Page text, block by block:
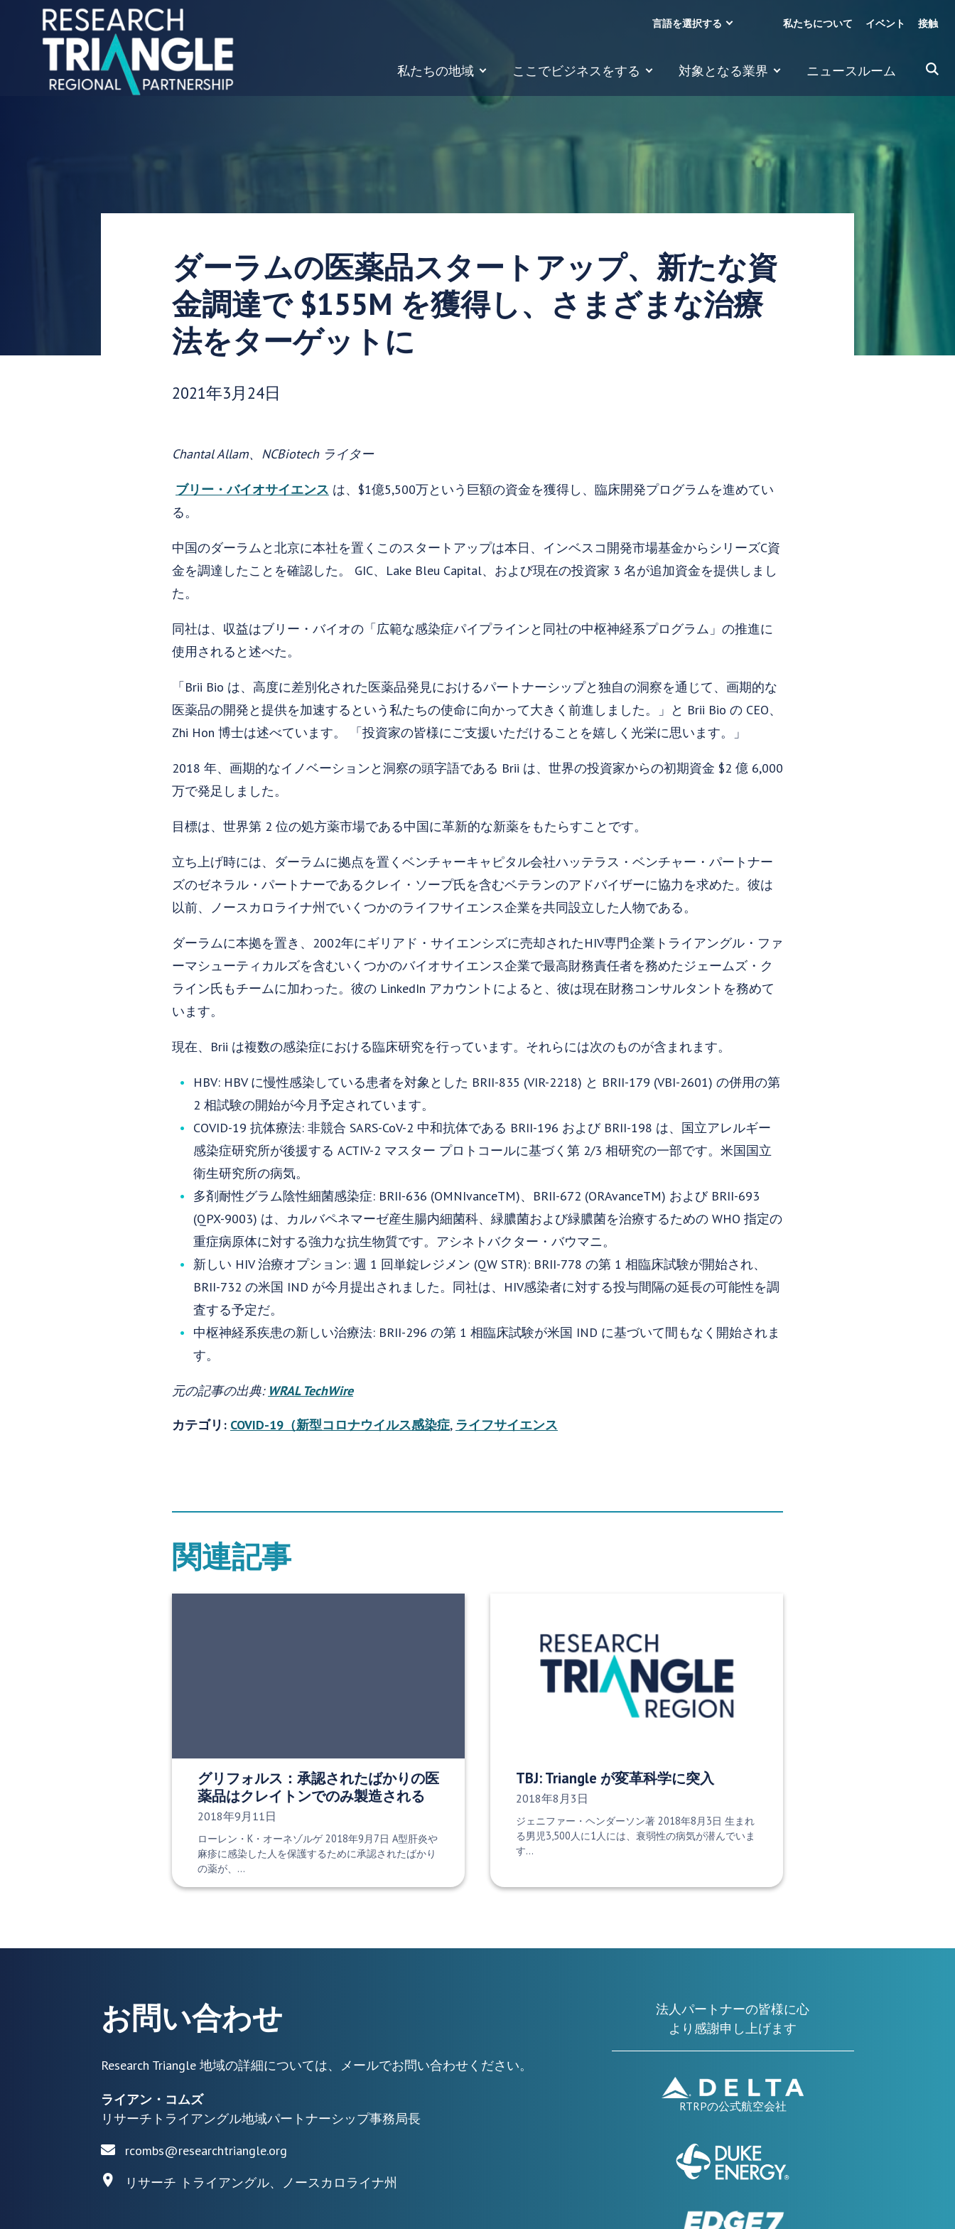
コンテンツにスキップ
私たちの地域 ここでビジネスをする 対象となる業界 ニュースルーム
私たちについて イベント 接触
言語を選択する
ダーラムの医薬品スタートアップ、新たな資
金調達で $155M を獲得し、さまざまな治療
法をターゲットに
発行日:
2021年3月24日
Chantal Allam、NCBiotech ライター
ブリー・バイオサイエンス は、$1億5,500万という巨額の資金を獲得し、臨床開発プログラムを進めてい
る。
中国のダーラムと北京に本社を置くこのスタートアップは本日、インベスコ開発市場基金からシリーズC資
金を調達したことを確認した。 GIC、Lake Bleu Capital、および現在の投資家 3 名が追加資金を提供しまし
た。
同社は、収益はブリー・バイオの「広範な感染症パイプラインと同社の中枢神経系プログラム」の推進に
使用されると述べた。
「Brii Bio は、高度に差別化された医薬品発見におけるパートナーシップと独自の洞察を通じて、画期的な
医薬品の開発と提供を加速するという私たちの使命に向かって大きく前進しました。」と Brii Bio の CEO、
Zhi Hon 博士は述べています。 「投資家の皆様にご支援いただけることを嬉しく光栄に思います。」
2018 年、画期的なイノベーションと洞察の頭字語である Brii は、世界の投資家からの初期資金 $2 億 6,000
万で発足しました。
目標は、世界第 2 位の処方薬市場である中国に革新的な新薬をもたらすことです。
立ち上げ時には、ダーラムに拠点を置くベンチャーキャピタル会社ハッテラス・ベンチャー・パートナー
ズのゼネラル・パートナーであるクレイ・ソープ氏を含むベテランのアドバイザーに協力を求めた。彼は
以前、ノースカロライナ州でいくつかのライフサイエンス企業を共同設立した人物である。
ダーラムに本拠を置き、2002年にギリアド・サイエンシズに売却されたHIV専門企業トライアングル・ファ
ーマシューティカルズを含むいくつかのバイオサイエンス企業で最高財務責任者を務めたジェームズ・ク
ライン氏もチームに加わった。彼の LinkedIn アカウントによると、彼は現在財務コンサルタントを務めて
います。
現在、Brii は複数の感染症における臨床研究を行っています。それらには次のものが含まれます。
HBV: HBV に慢性感染している患者を対象とした BRII-835 (VIR-2218) と BRII-179 (VBI-2601) の併用の第
2 相試験の開始が今月予定されています。
COVID-19 抗体療法: 非競合 SARS-CoV-2 中和抗体である BRII-196 および BRII-198 は、国立アレルギー
感染症研究所が後援する ACTIV-2 マスター プロトコールに基づく第 2/3 相研究の一部です。米国国立
衛生研究所の病気。
多剤耐性グラム陰性細菌感染症: BRII-636 (OMNIvanceTM)、BRII-672 (ORAvanceTM) および BRII-693
(QPX-9003) は、カルバペネマーゼ産生腸内細菌科、緑膿菌および緑膿菌を治療するための WHO 指定の
重症病原体に対する強力な抗生物質です。アシネトバクター・バウマニ。
新しい HIV 治療オプション: 週 1 回単錠レジメン (QW STR): BRII-778 の第 1 相臨床試験が開始され、
BRII-732 の米国 IND が今月提出されました。同社は、HIV感染者に対する投与間隔の延長の可能性を調
査する予定だ。
中枢神経系疾患の新しい治療法: BRII-296 の第 1 相臨床試験が米国 IND に基づいて間もなく開始されま
す。
元の記事の出典: WRAL TechWire
カテゴリ: COVID-19（新型コロナウイルス感染症, ライフサイエンス
関連記事
グリフォルス：承認されたばかりの医
薬品はクレイトンでのみ製造される
発行日:
2018年9月11日
ローレン・K・オーネゾルゲ 2018年9月7日 A型肝炎や
麻疹に感染した人を保護するために承認されたばかり
の薬が、…
TBJ: Triangle が変革科学に突入
発行日:
2018年8月3日
ジェニファー・ヘンダーソン著 2018年8月3日 生まれ
る男児3,500人に1人には、衰弱性の病気が潜んでいま
す…
お問い合わせ
Research Triangle 地域の詳細については、メールでお問い合わせください。
ライアン・コムズ
リサーチトライアングル地域パートナーシップ事務局長
rcombs@researchtriangle.org
リサーチ トライアングル、ノースカロライナ州
法人パートナーの皆様に心
より感謝申し上げます
RTRPの公式航空会社